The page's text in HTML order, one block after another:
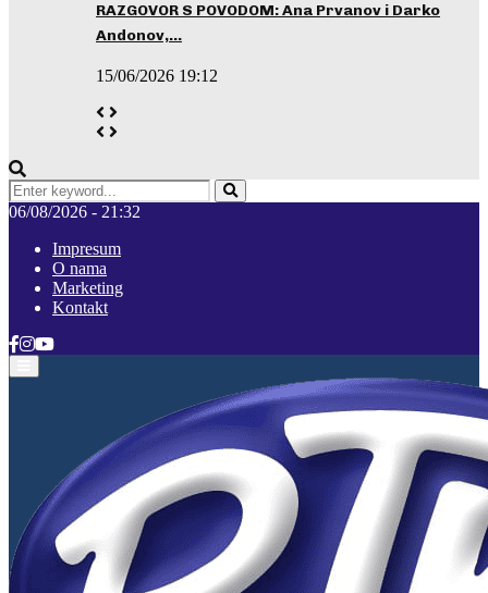
RAZGOVOR S POVODOM: Ana Prvanov i Darko
Andonov,…
15/06/2026 19:12
Search
for:
Pretraga
06/08/2026 - 21:32
Impresum
O nama
Marketing
Kontakt
Facebook
Instagram
Youtube
Menu